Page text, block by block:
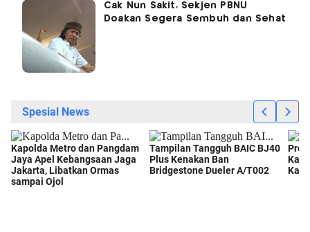
Cak Nun Sakit, Sekjen PBNU
Doakan Segera Sembuh dan Sehat